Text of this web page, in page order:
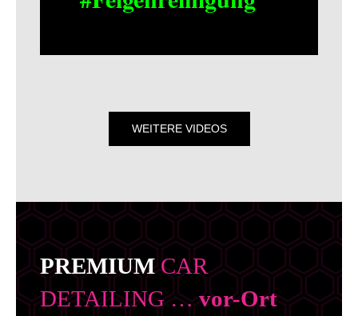
WEITERE VIDEOS
PREMIUM CAR
DETAILING … vor-Ort